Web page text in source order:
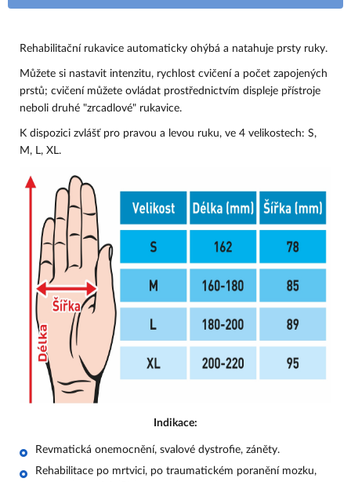
Rehabilitační rukavice automaticky ohýbá a natahuje prsty ruky.
Můžete si nastavit intenzitu, rychlost cvičení a počet zapojených
prstů; cvičení můžete ovládat prostřednictvím displeje přístroje
neboli druhé "zrcadlové" rukavice.
K dispozici zvlášť pro pravou a levou ruku, ve 4 velikostech: S,
M, L, XL.
Indikace:
Revmatická onemocnění, svalové dystrofie, záněty.
Rehabilitace po mrtvici, po traumatickém poranění mozku,